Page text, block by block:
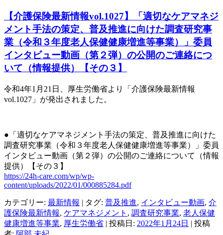
【介護保険最新情報vol.1027】「適切なケアマネジ
メント手法の策定、普及推進に向けた調査研究事
業（令和３年度老人保健健康増進等事業）」委員
インタビュー動画（第２弾）の公開のご連絡につ
いて（情報提供）【その３】
令和4年1月21日、厚生労働省より「介護保険最新情報
vol.1027 」が発出されました。
●「適切なケアマネジメント手法の策定、普及推進に向けた
調査研究事業（令和３年度老人保健健康増進等事業）」委員
インタビュー動画（第２弾）の公開のご連絡について（情報
提供）【その３】
https://24h-care.com/wp/wp-
content/uploads/2022/01/000885284.pdf
カテゴリー: 最新情報 | タグ: 普及推進, インタビュー動画, 介
護保険最新情報, ケアマネジメント , 調査研究事業, 老人保健
健康増進等事業, 厚生労働省 | 投稿日: 2022年1月24日 | 投稿